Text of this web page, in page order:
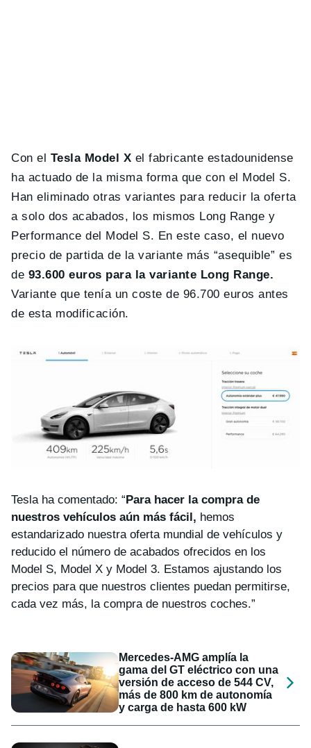
Con el Tesla Model X el fabricante estadounidense
ha actuado de la misma forma que con el Model S.
Han eliminado otras variantes para reducir la oferta
a solo dos acabados, los mismos Long Range y
Performance del Model S. En este caso, el nuevo
precio de partida de la variante más “asequible” es
de 93.600 euros para la variante Long Range.
Variante que tenía un coste de 96.700 euros antes
de esta modificación.
Tesla ha comentado: “Para hacer la compra de
nuestros vehículos aún más fácil, hemos
estandarizado nuestra oferta mundial de vehículos y
reducido el número de acabados ofrecidos en los
Model S, Model X y Model 3. Estamos ajustando los
precios para que nuestros clientes puedan permitirse,
cada vez más, la compra de nuestros coches.”
Mercedes-AMG amplía la
gama del GT eléctrico con una
versión de acceso de 544 CV,
más de 800 km de autonomía
y carga de hasta 600 kW